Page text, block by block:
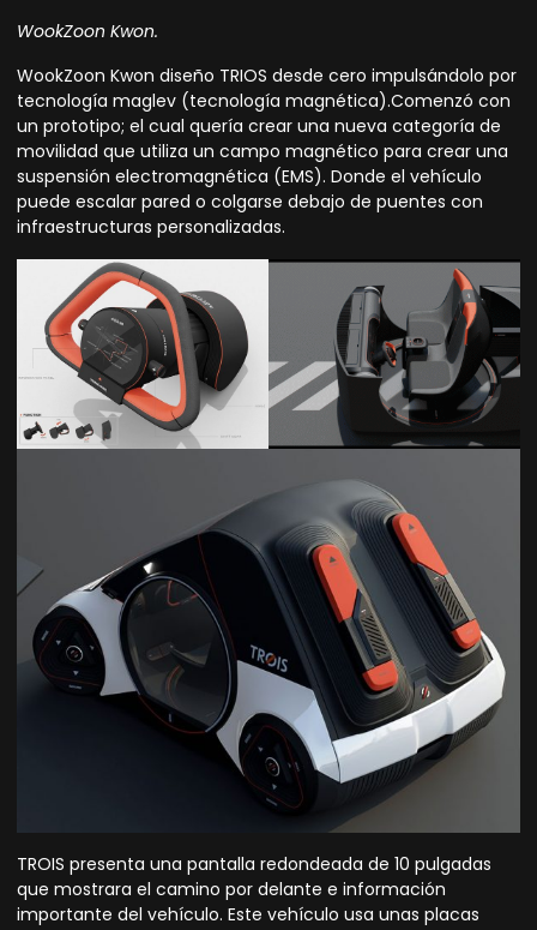
WookZoon Kwon.
WookZoon Kwon diseño TRIOS desde cero impulsándolo por
tecnología maglev (tecnología magnética).Comenzó con
un prototipo; el cual quería crear una nueva categoría de
movilidad que utiliza un campo magnético para crear una
suspensión electromagnética (EMS). Donde el vehículo
puede escalar pared o colgarse debajo de puentes con
infraestructuras personalizadas.
TROIS presenta una pantalla redondeada de 10 pulgadas
que mostrara el camino por delante e información
importante del vehículo. Este vehículo usa unas placas